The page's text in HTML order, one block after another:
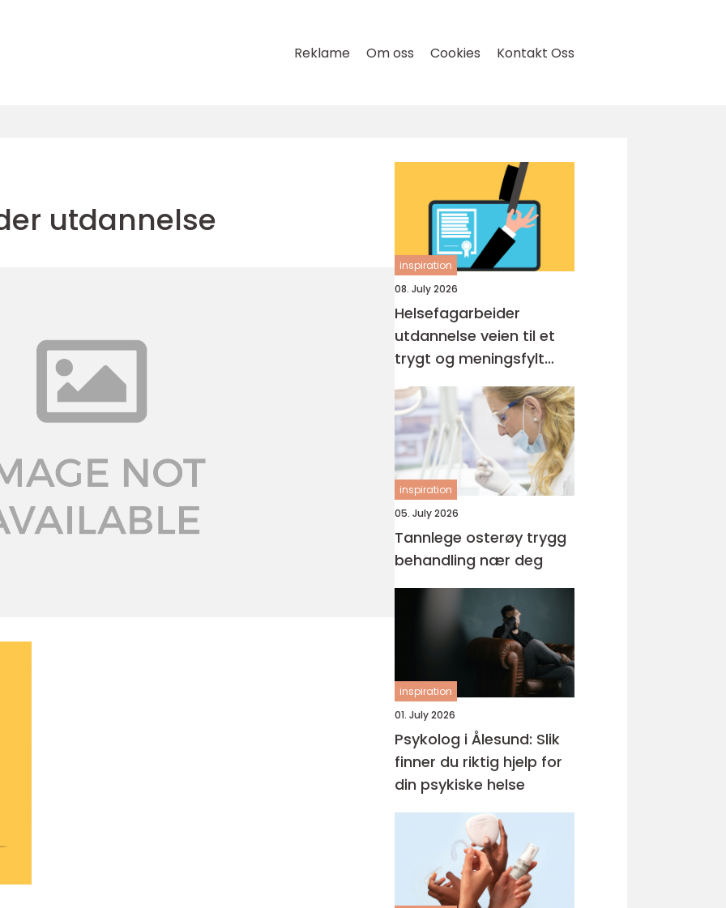
Reklame Om oss Cookies Kontakt Oss
utdannelse
inspiration
08. July 2026
Helsefagarbeider
utdannelse veien til et
trygt og meningsfylt
yrke
inspiration
05. July 2026
Tannlege osterøy trygg
behandling nær deg
inspiration
01. July 2026
Psykolog i Ålesund: Slik
finner du riktig hjelp for
din psykiske helse